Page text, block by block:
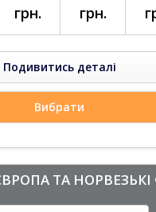
поєднання з іншими
Cruises з Four Gates
що надає послуги від
рівень сервісу та
грн.
грн.
Подивитись деталі
Вибрати
ТА